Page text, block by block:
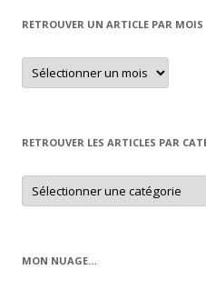
RETROUVER UN ARTICLE PAR MOIS
Retrouver
un
article
RETROUVER LES ARTICLES PAR
Retrouver
les
articles
MON NUAGE…